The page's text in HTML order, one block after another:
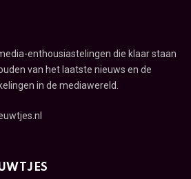
enthousiastelingen die klaar staan
van het laatste nieuws en de
in de mediawereld.